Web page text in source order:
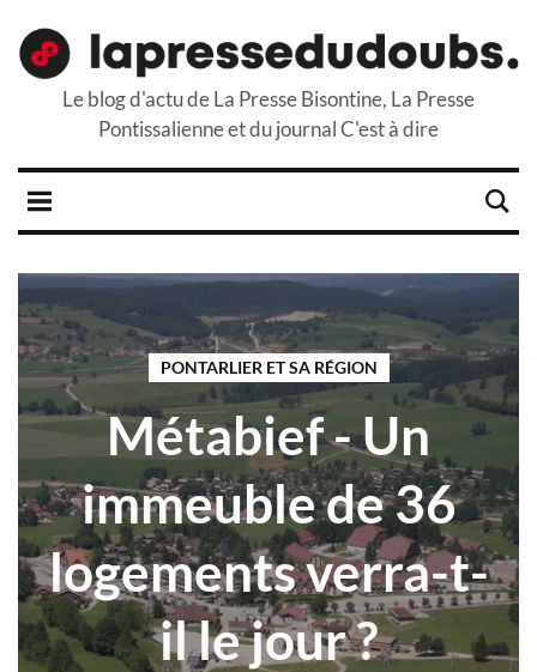
Le blog d'actu de La Presse Bisontine, La Presse
Pontissalienne et du journal C'est à dire
PONTARLIER ET SA RÉGION
Métabief - Un
immeuble de 36
logements verra-t-
il le jour ?